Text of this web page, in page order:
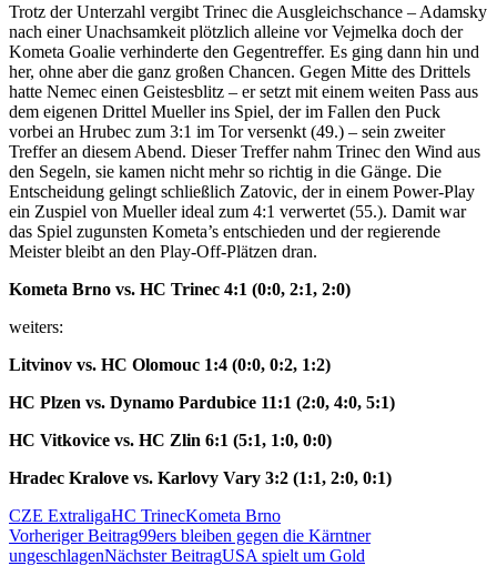
Trotz der Unterzahl vergibt Trinec die Ausgleichschance – Adamsky
nach einer Unachsamkeit plötzlich alleine vor Vejmelka doch der
Kometa Goalie verhinderte den Gegentreffer. Es ging dann hin und
her, ohne aber die ganz großen Chancen. Gegen Mitte des Drittels
hatte Nemec einen Geistesblitz – er setzt mit einem weiten Pass aus
dem eigenen Drittel Mueller ins Spiel, der im Fallen den Puck
vorbei an Hrubec zum 3:1 im Tor versenkt (49.) – sein zweiter
Treffer an diesem Abend. Dieser Treffer nahm Trinec den Wind aus
den Segeln, sie kamen nicht mehr so richtig in die Gänge. Die
Entscheidung gelingt schließlich Zatovic, der in einem Power-Play
ein Zuspiel von Mueller ideal zum 4:1 verwertet (55.). Damit war
das Spiel zugunsten Kometa’s entschieden und der regierende
Meister bleibt an den Play-Off-Plätzen dran.
Kometa Brno vs. HC Trinec 4:1 (0:0, 2:1, 2:0)
weiters:
Litvinov vs. HC Olomouc 1:4 (0:0, 0:2, 1:2)
HC Plzen vs. Dynamo Pardubice 11:1 (2:0, 4:0, 5:1)
HC Vitkovice vs. HC Zlin 6:1 (5:1, 1:0, 0:0)
Hradec Kralove vs. Karlovy Vary 3:2 (1:1, 2:0, 0:1)
CZE ExtraligaHC TrinecKometa Brno
Beitragsnavigation
Vorheriger Beitrag99ers bleiben gegen die Kärntner
ungeschlagenNächster BeitragUSA spielt um Gold